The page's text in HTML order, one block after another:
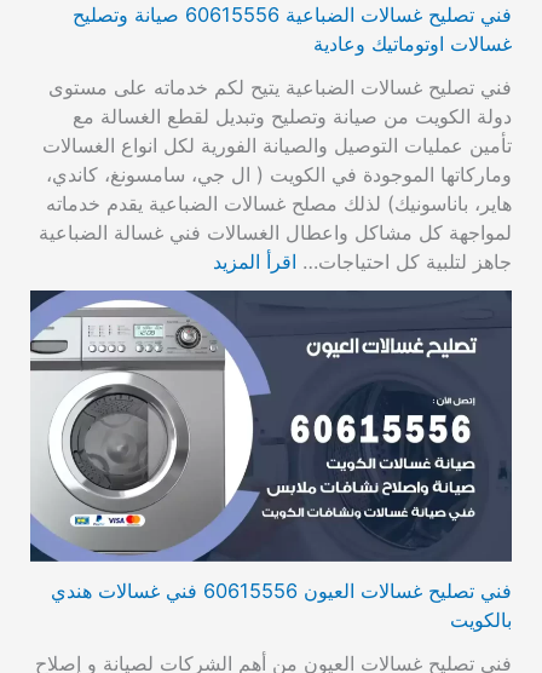
فني تصليح غسالات الضباعية 60615556 صيانة وتصليح
غسالات اوتوماتيك وعادية
فني تصليح غسالات الضباعية يتيح لكم خدماته على مستوى
دولة الكويت من صيانة وتصليح وتبديل لقطع الغسالة مع
تأمين عمليات التوصيل والصيانة الفورية لكل انواع الغسالات
وماركاتها الموجودة في الكويت ( ال جي، سامسونغ، كاندي،
هاير، باناسونيك) لذلك مصلح غسالات الضباعية يقدم خدماته
لمواجهة كل مشاكل واعطال الغسالات فني غسالة الضباعية
جاهز لتلبية كل احتياجات… اقرأ المزيد
فني تصليح غسالات العيون 60615556 فني غسالات هندي
بالكويت
فني تصليح غسالات العيون من أهم الشركات لصيانة و إصلاح